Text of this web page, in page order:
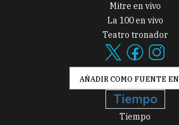
Mitre en vivo
La 100 en vivo
Teatro tronador
AÑADIR COMO FUENTE EN
Tiempo
Tiempo